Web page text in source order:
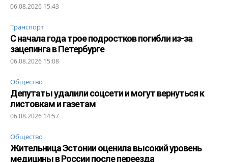
06.08.2026 15:43
Транспорт
С начала года трое подростков погибли из-за
зацепинга в Петербурге
06.08.2026 15:08
Общество
Депутаты удалили соцсети и могут вернуться к
листовкам и газетам
06.08.2026 14:57
Общество
Жительница Эстонии оценила высокий уровень
медицины в России после переезда